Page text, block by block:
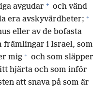
avgudar + och vänd
era avskyvärdheter; +
eller av de bofasta
främlingar i Israel, som
mig + och som släpper
hjärta och som inför
att snava på som är